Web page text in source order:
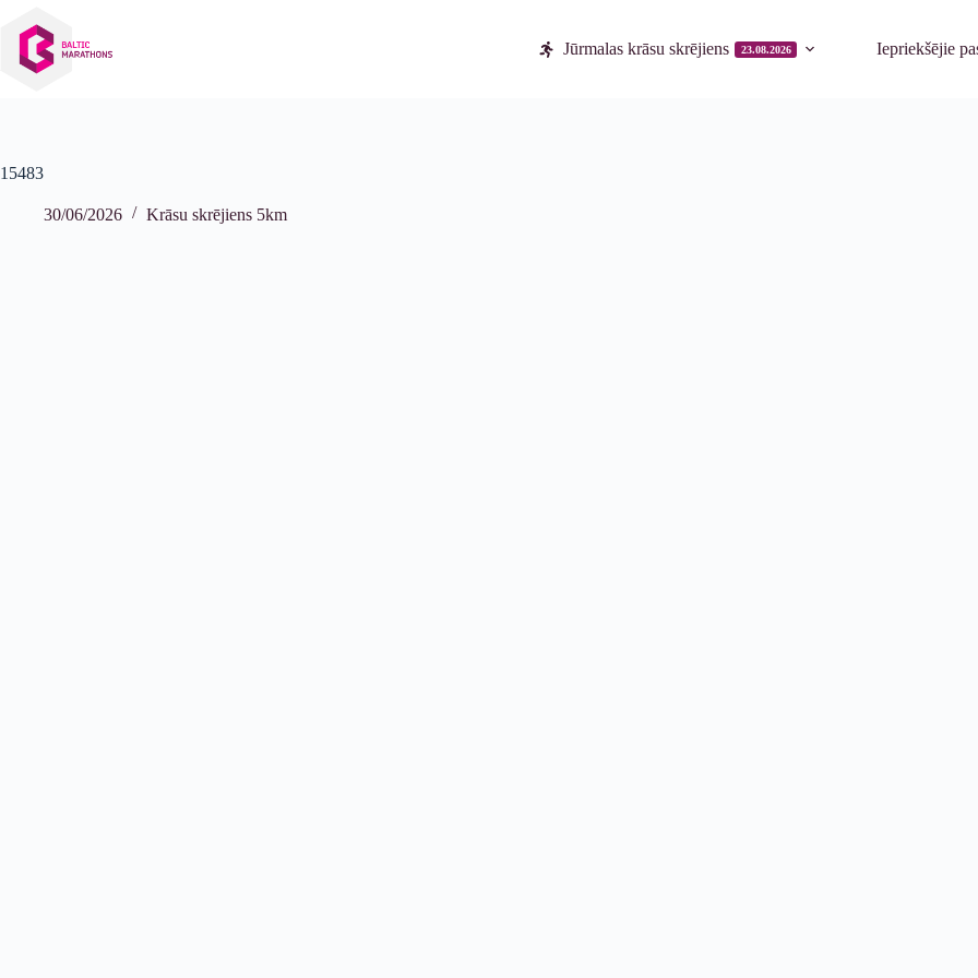
saturu
Jūrmalas krāsu skrējiens 23.08.2026 Iepriekšējie
15483
30/06/2026 Krāsu skrējiens 5km